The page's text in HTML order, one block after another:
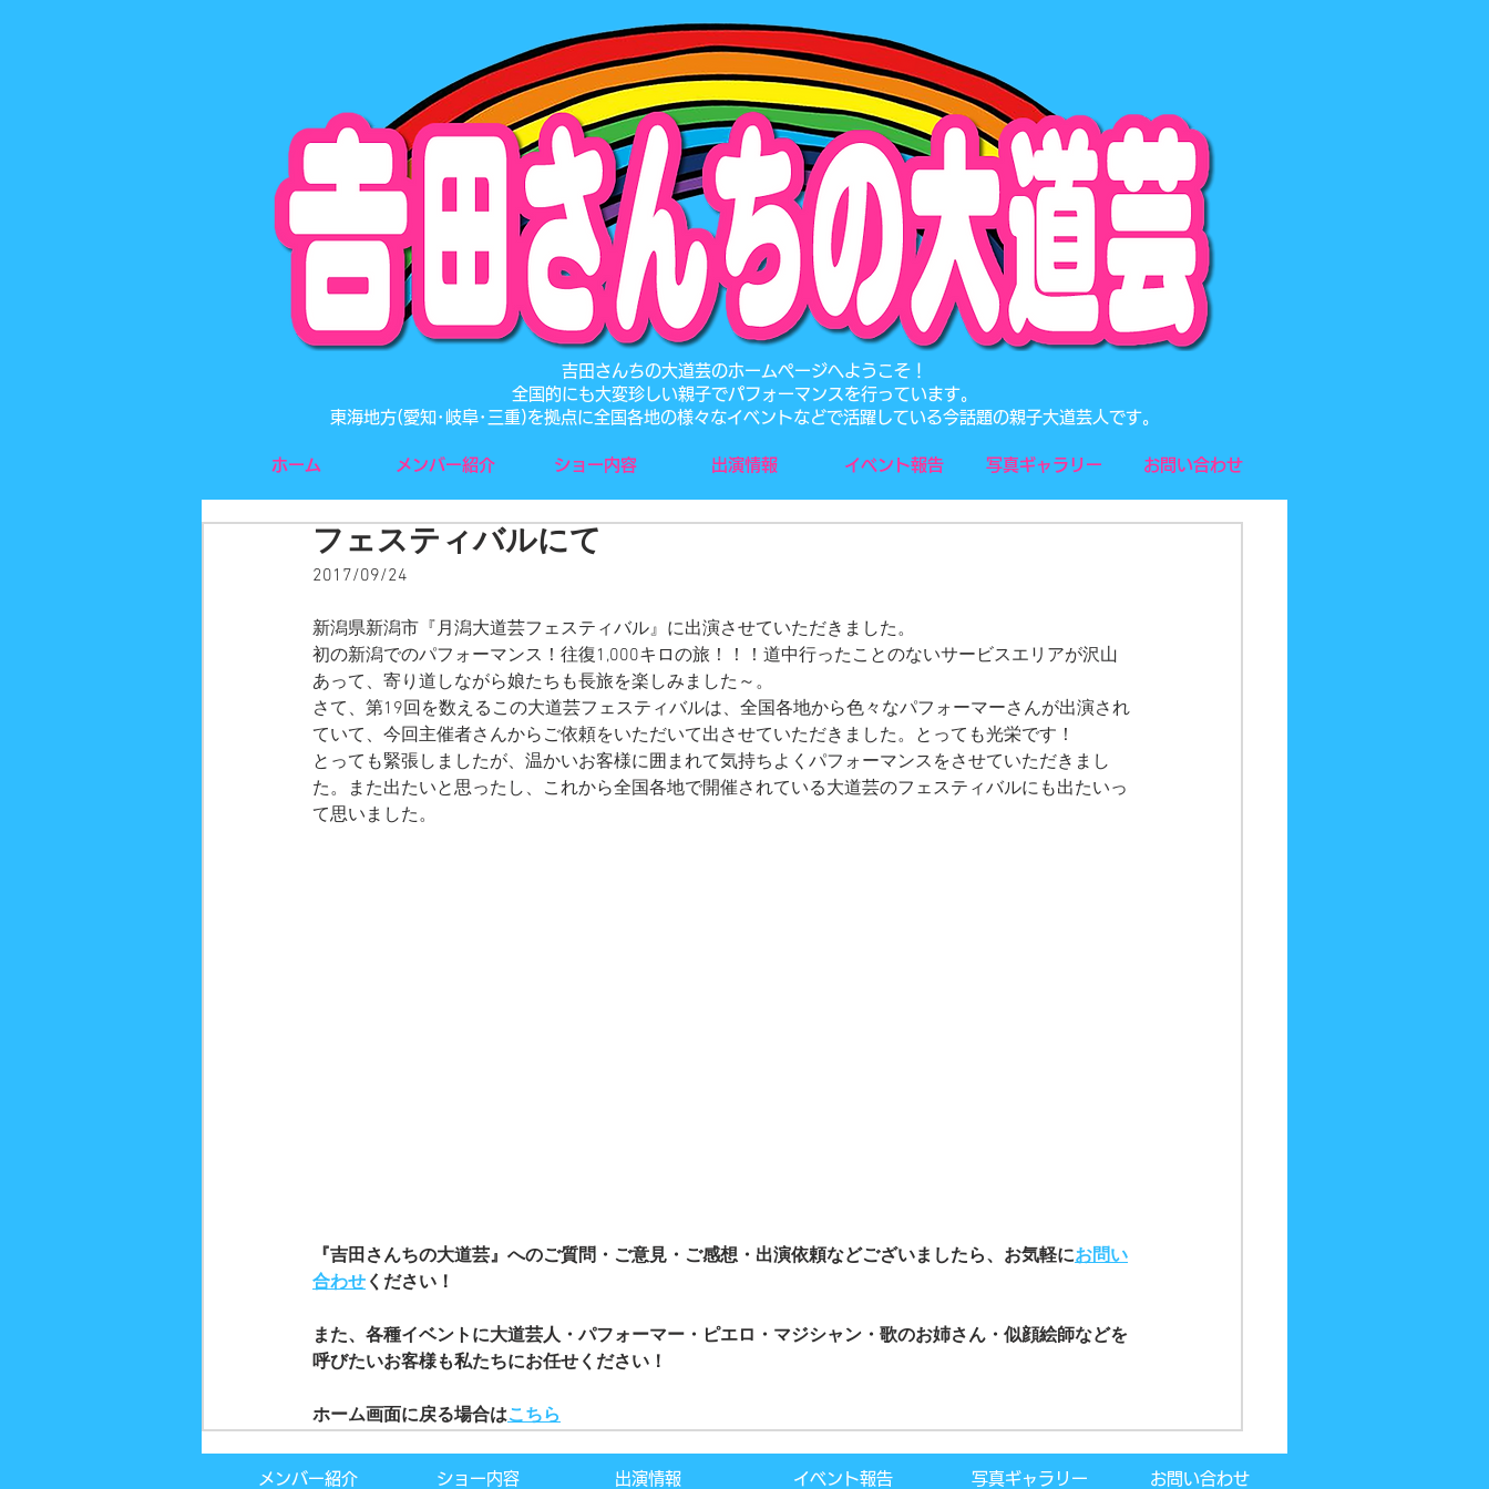
​吉田さんちの大道芸のホームページへようこそ！
全国的にも大変珍しい親子でパフォーマンスを行っています。
東海地方(愛知･岐阜･三重)を拠点に全国各地の様々なイベントなどで活躍している今話題の親子大道芸人です。
ホーム メンバー紹介 ショー内容 出演情報 イベント報告 写真ギャラリー お問い合わせ
フェスティバルにて
2017/09/24
新潟県新潟市『月潟大道芸フェスティバル』に出演させていただきました。
初の新潟でのパフォーマンス！往復1,000キロの旅！！！道中行ったことのないサービスエリアが沢山
あって、寄り道しながら娘たちも長旅を楽しみました～。
さて、第19回を数えるこの大道芸フェスティバルは、全国各地から色々なパフォーマーさんが出演され
ていて、今回主催者さんからご依頼をいただいて出させていただきました。とっても光栄です！
とっても緊張しましたが、温かいお客様に囲まれて気持ちよくパフォーマンスをさせていただきまし
た。また出たいと思ったし、これから全国各地で開催されている大道芸のフェスティバルにも出たいっ
て思いました。
『吉田さんちの大道芸』へのご質問・ご意見・ご感想・出演依頼などございましたら、お気軽にお問い
合わせ ください！
また、各種イベントに大道芸人・パフォーマー・ピエロ・マジシャン・歌のお姉さん・似顔絵師などを
呼びたいお客様も私たちにお任せください！
ホーム画面に戻る場合はこちら
メンバー紹介 ショー内容 出演情報 イベント報告 写真ギャラリー お問い合わせ